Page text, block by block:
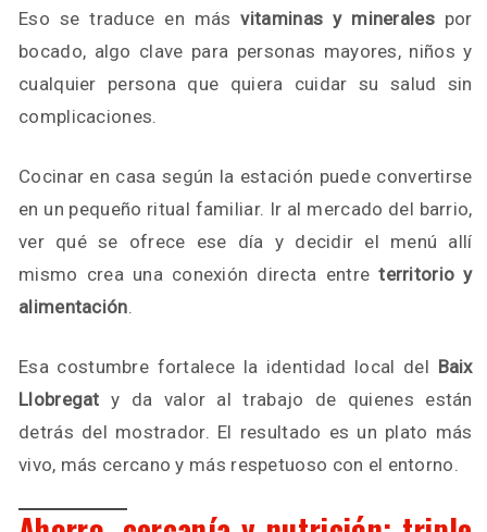
Eso se traduce en másvitaminas y mineralespor
bocado, algo clave para personas mayores, niños y
cualquier persona que quiera cuidar su salud sin
complicaciones.
Cocinar en casa según la estación puede convertirse
en un pequeño ritual familiar. Ir al mercado del barrio,
ver qué se ofrece ese día y decidir el menú allí
mismo crea una conexión directa entreterritorio y
alimentación.
Esa costumbre fortalece la identidad local del Baix
Llobregat y da valor al trabajo de quienes están
detrás del mostrador. El resultado es un plato más
vivo, más cercano y más respetuoso con el entorno.